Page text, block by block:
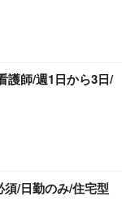
護師/週1日から3日/
須/日勤のみ/住宅型